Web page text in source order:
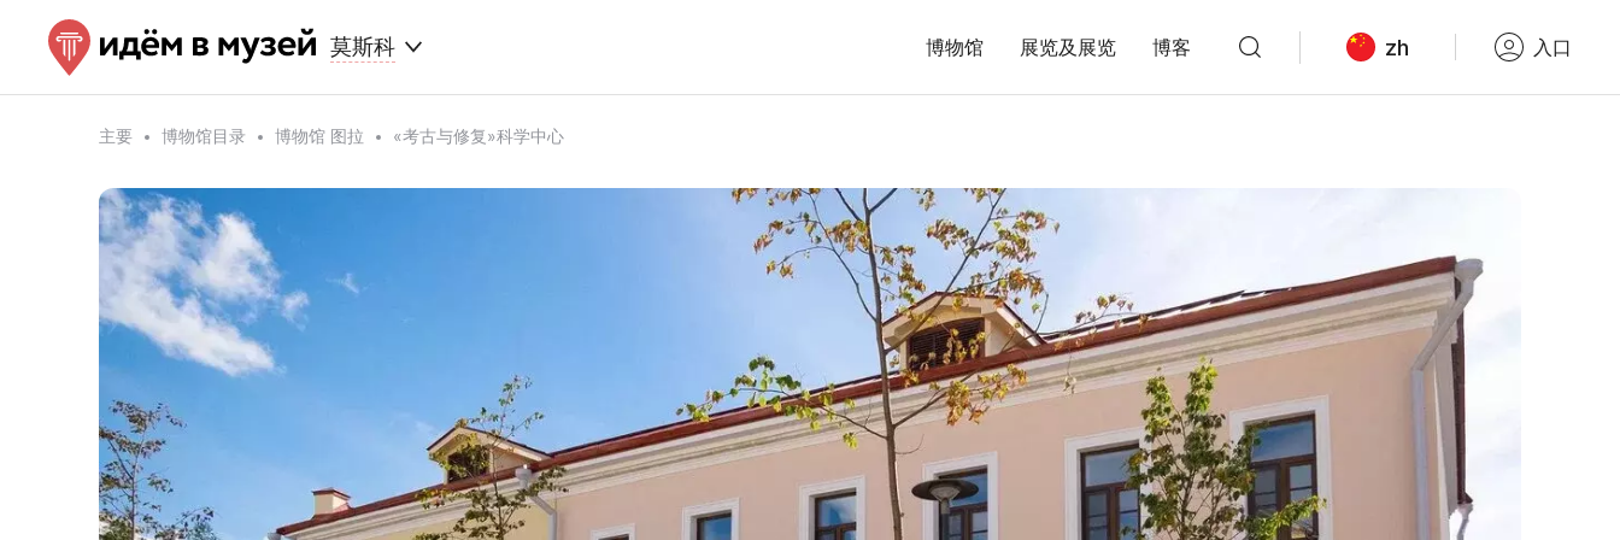
莫斯科 博物馆 展览及展览 博客 zh 入口
主要 博物馆目录 博物馆 图拉 «考古与修复»科学中心